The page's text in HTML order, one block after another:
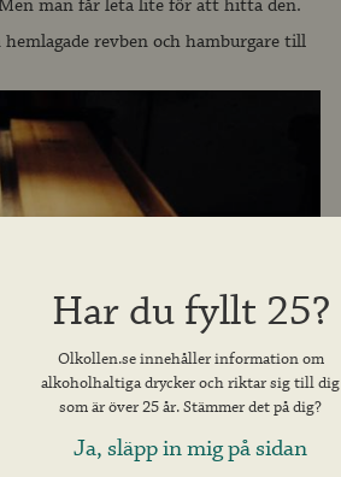
man får leta lite för att hitta den.
revben och hamburgare till
Har du fyllt 25?
Olkollen.se innehåller information om
alkoholhaltiga drycker och riktar sig till dig
som är över 25 år. Stämmer det på dig?
Ja, släpp in mig på sidan